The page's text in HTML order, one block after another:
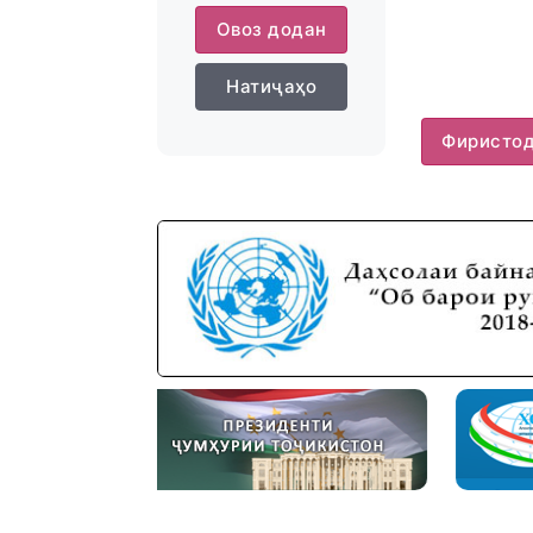
Овоз додан
Натиҷаҳо